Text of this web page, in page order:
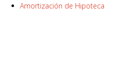
Amortización de Hipoteca